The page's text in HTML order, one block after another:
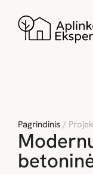
Pagrindinis /